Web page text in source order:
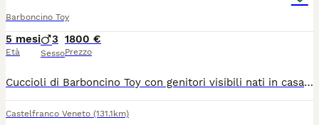
Barboncino Toy
5 mesi
Età
3
Sesso
1800 €
Prezzo
Cuccioli di Barboncino Toy con genitori visibili nati in casa in famiglia, entrambi i genitori toy. Molto intenso il colore red. Ideali di appartamento, non perdono pelo e sono anallergici.
Castelfranco Veneto (131.1km)